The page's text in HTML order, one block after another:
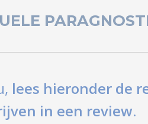
lees hieronder de
in een review.